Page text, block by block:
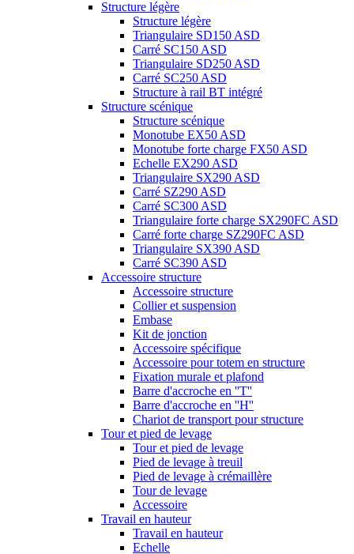
Structure légère
Structure légère
Triangulaire SD150 ASD
Carré SC150 ASD
Triangulaire SD250 ASD
Carré SC250 ASD
Structure à rail BT intégré
Structure scénique
Structure scénique
Monotube EX50 ASD
Monotube forte charge FX50 ASD
Echelle EX290 ASD
Triangulaire SX290 ASD
Carré SZ290 ASD
Carré SC300 ASD
Triangulaire forte charge SX290FC ASD
Carré forte charge SZ290FC ASD
Triangulaire SX390 ASD
Carré SC390 ASD
Accessoire structure
Accessoire structure
Collier et suspension
Embase
Kit de jonction
Accessoire spécifique
Accessoire pour totem en structure
Fixation murale et plafond
Barre d'accroche en ''T''
Barre d'accroche en ''H''
Chariot de transport pour structure
Tour et pied de levage
Tour et pied de levage
Pied de levage à treuil
Pied de levage à crémaillère
Tour de levage
Accessoire
Travail en hauteur
Travail en hauteur
Echelle